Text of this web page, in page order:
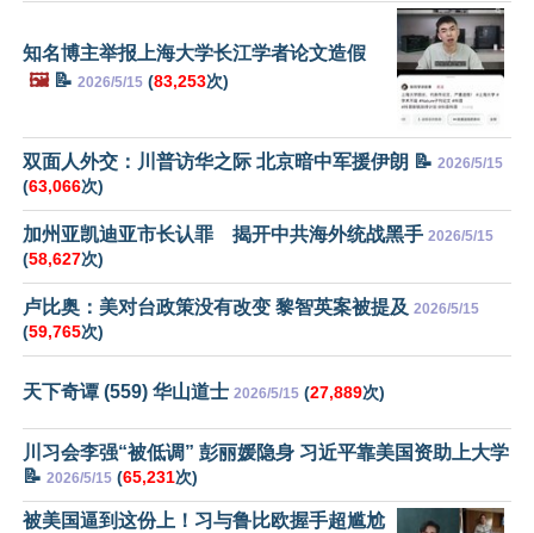
知名博主举报上海大学长江学者论文造假
🖼️📝 2026/5/15 (83,253次)
双面人外交：川普访华之际 北京暗中军援伊朗 📝 2026/5/15
(63,066次)
加州亚凯迪亚市长认罪 揭开中共海外统战黑手 2026/5/15
(58,627次)
卢比奥：美对台政策没有改变 黎智英案被提及 2026/5/15
(59,765次)
天下奇谭 (559) 华山道士 2026/5/15 (27,889次)
川习会李强“被低调” 彭丽媛隐身 习近平靠美国资助上大学
📝 2026/5/15 (65,231次)
被美国逼到这份上！习与鲁比欧握手超尴尬